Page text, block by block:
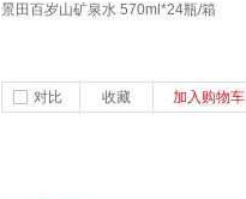
景田百岁山矿泉水 570ml*24瓶/箱
对比 收藏 加入购物车